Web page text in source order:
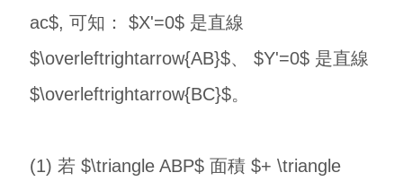
ac$, 可知： $X'=0$ 是直線
$\overleftrightarrow{AB}$、 $Y'=0$ 是直線
$\overleftrightarrow{BC}$。
(1) 若 $\triangle ABP$ 面積 $+ \triangle